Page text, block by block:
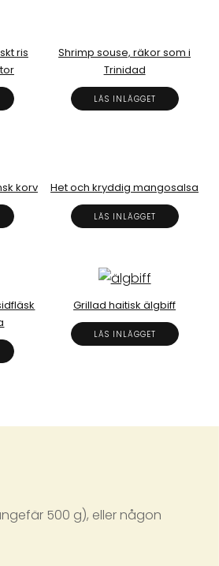
ris
Shrimp souse, räkor som i
Trinidad
LÄS INLÄGGET
korv Het och kryddig mangosalsa
LÄS INLÄGGET
Grillad haitisk älgbiff
LÄS INLÄGGET
500 g), eller någon